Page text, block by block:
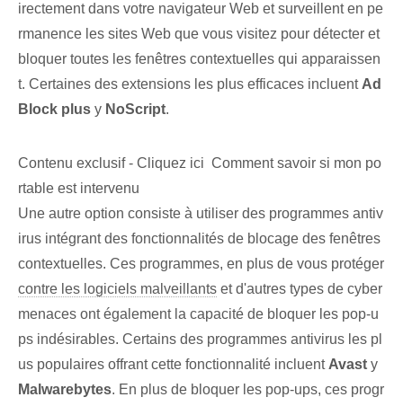
irectement dans votre navigateur Web et surveillent en pe
rmanence les sites Web que vous visitez pour détecter et
bloquer toutes les fenêtres contextuelles qui apparaissen
t. Certaines des extensions les plus efficaces incluent Ad
Block plus y NoScript.
Contenu exclusif - Cliquez ici Comment savoir si mon po
rtable est intervenu
Une autre option consiste à utiliser des programmes antiv
irus intégrant des fonctionnalités de blocage des fenêtres
contextuelles. Ces programmes, en plus de vous protéger
contre les logiciels malveillants et⁤ d'autres types de cyber
menaces‌ ont également la capacité de bloquer‍ les pop-u
ps indésirables. Certains des programmes antivirus les pl
us populaires offrant cette fonctionnalité incluent‌ Avast y
Malwarebytes. En plus de bloquer les pop-ups, ces progr